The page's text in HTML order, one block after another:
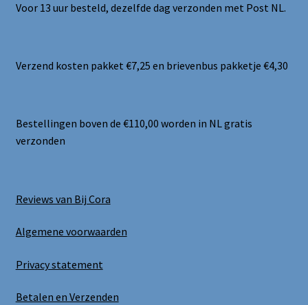
Voor 13 uur besteld, dezelfde dag verzonden met Post NL.
Verzend kosten pakket €7,25 en brievenbus pakketje €4,30
Bestellingen boven de €110,00 worden in NL gratis
verzonden
Reviews van Bij Cora
Algemene voorwaarden
Privacy statement
Betalen en Verzenden